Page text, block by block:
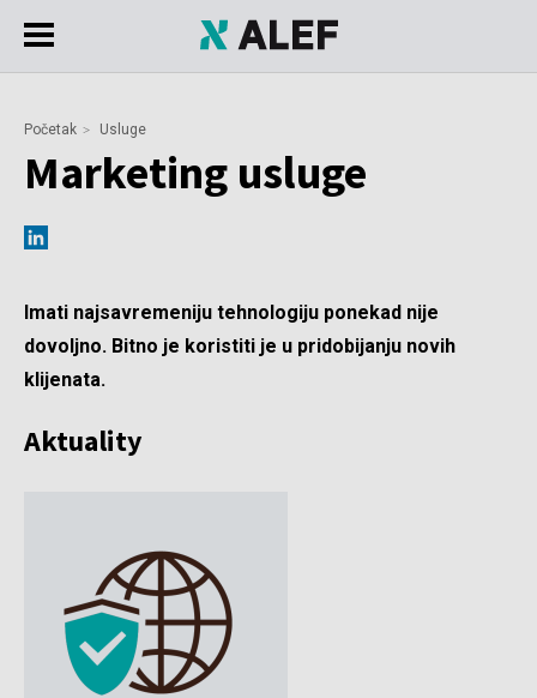
Početak Usluge
Marketing usluge
Imati najsavremeniju tehnologiju ponekad nije
dovoljno. Bitno je koristiti je u pridobijanju novih
klijenata.
Aktuality